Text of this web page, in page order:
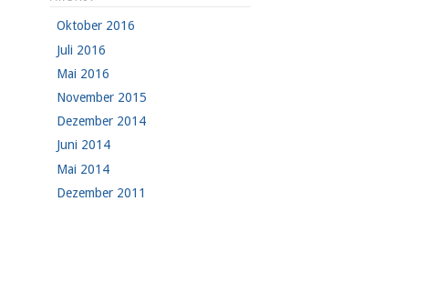
Oktober 2016
Juli 2016
Mai 2016
November 2015
Dezember 2014
Juni 2014
Mai 2014
Dezember 2011